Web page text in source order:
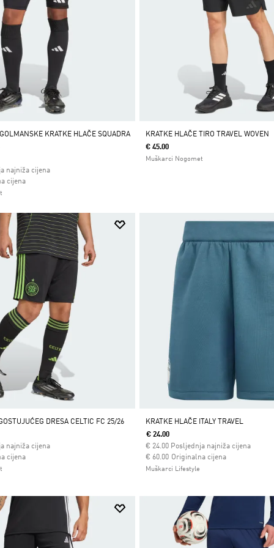
KRATKE HLAČE SQUADRA
najniža cijena
cijena
KRATKE HLAČE TIRO TRAVEL WOVEN
€ 45.00
Muškarci Nogomet
DRESA CELTIC FC 25/26
najniža cijena
cijena
KRATKE HLAČE ITALY TRAVEL
€ 24.00
€ 24.00 Posljednja najniža cijena
Originalna cijena
Cijena umanjena od
€ 60.00za
Muškarci Lifestyle